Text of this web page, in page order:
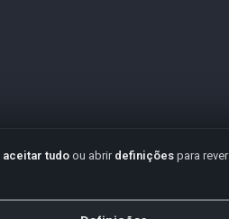
aceitar tudo ou abrir definições para rever